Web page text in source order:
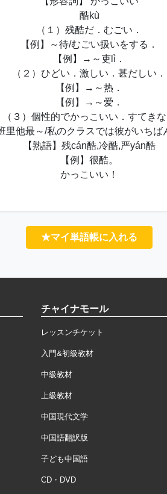
酷kù
（１）残酷だ．むごい．
【例】～待/むごい扱いをする．
【例】→～吏lì．
（２）ひどい．激しい．甚だしい．
【例】→～热．
【例】→～爱．
（３）個性的でかっこいい．すてきな
里他最～/私のクラスでは彼がいちば
【熟語】残cán酷,冷酷,严yán酷
【例】很酷。
かっこいい！
★マイ単語帳に入れる
チャイナモール
レッスンチケット
入門&初級教材
中級教材
上級教材
中国現代文学
中国語翻訳版
子ども中国語
CD・DVD